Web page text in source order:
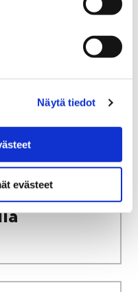
Näytä tiedot
evästeet